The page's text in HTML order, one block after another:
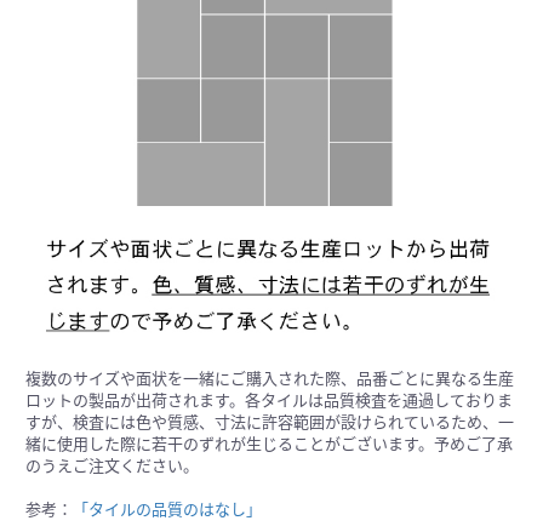
複数のサイズや面状を一緒にご購入された際、品番ごとに異なる生産
ロットの製品が出荷されます。各タイルは品質検査を通過しておりま
すが、検査には色や質感、寸法に許容範囲が設けられているため、一
緒に使用した際に若干のずれが生じることがございます。予めご了承
のうえご注文ください。
参考：
「タイルの品質のはなし」